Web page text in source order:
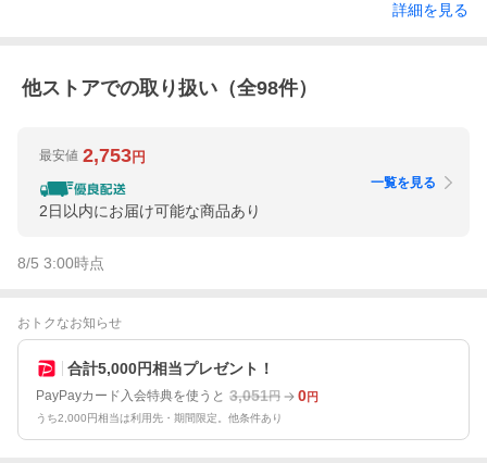
詳細を見る
他ストアでの取り扱い（全98件）
最安値 2,753円
2日以内にお届け可能な商品あり
一覧を見る
8/5 3:00時点
おトクなお知らせ
合計5,000円相当プレゼント！
PayPayカード入会特典を使うと 3,051円 0円
うち2,000円相当は利用先・期間限定。他条件あり